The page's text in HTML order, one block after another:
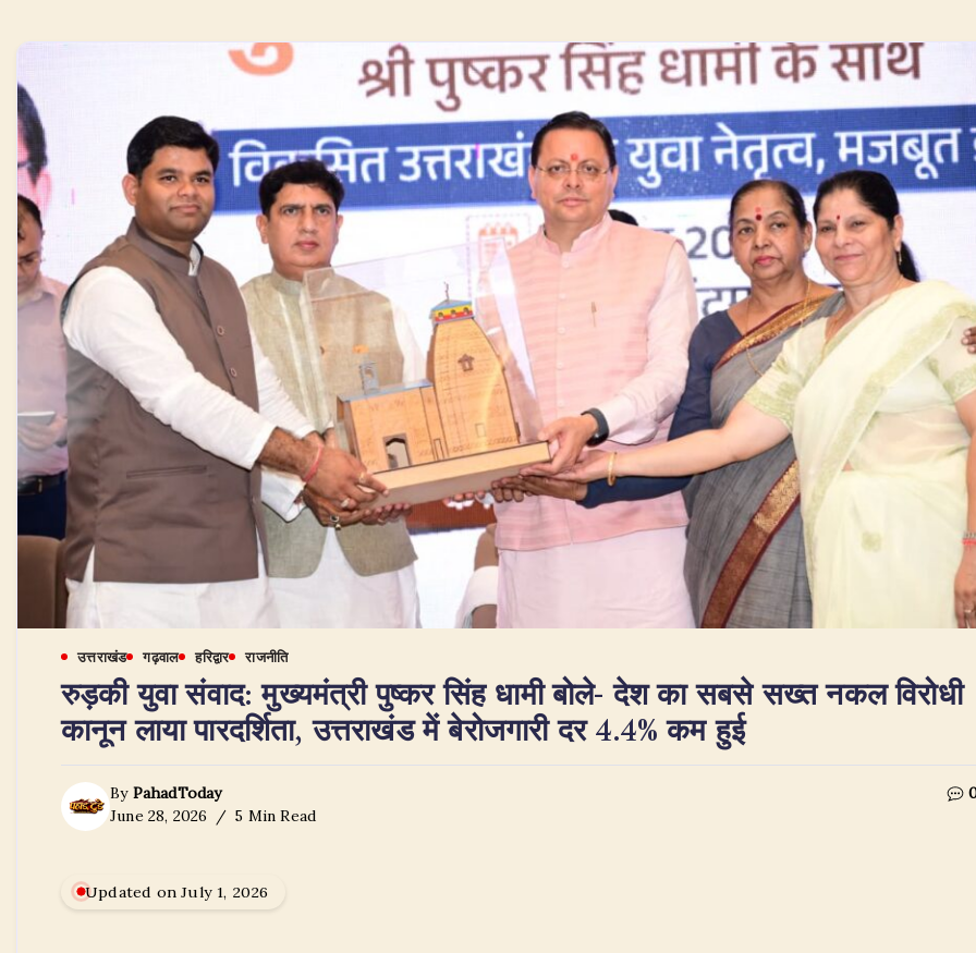
उत्तराखंड गढ़वाल हरिद्वार राजनीति
रुड़की युवा संवाद: मुख्यमंत्री पुष्कर सिंह धामी बोले- देश का सबसे सख्त नकल विरोधी
कानून लाया पारदर्शिता, उत्तराखंड में बेरोजगारी दर 4.4% कम हुई
By PahadToday
June 28, 2026
5 Min Read
Updated on July 1, 2026